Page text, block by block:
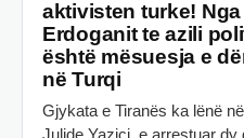
aktivisten turke!
Erdoganit te azili
është mësuesja e
në Turqi
Gjykata e Tiranës ka lënë